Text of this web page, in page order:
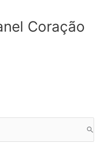
Coração